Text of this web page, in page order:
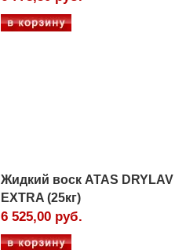
Жидкий воск ATAS DRYLAV
EXTRA (25кг)
6 525,00 руб.